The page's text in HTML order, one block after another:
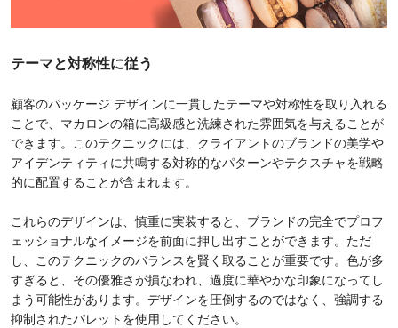
テーマと対称性に従う
顧客のパッケージ デザインに一貫したテーマや対称性を取り入れる
ことで、マカロンの箱に高級感と洗練された雰囲気を与えることが
できます。このテクニックには、クライアントのブランドの美学や
アイデンティティに共鳴する対称的なパターンやテクスチャを戦略
的に配置することが含まれます。
これらのデザインは、慎重に実装すると、ブランドの完全でプロフ
ェッショナルなイメージを前面に押し出すことができます。ただ
し、このテクニックのバランスを賢く取ることが重要です。色が多
すぎると、その優雅さが損なわれ、過度に華やかな印象になってし
まう可能性があります。デザインを圧倒するのではなく、強調する
抑制されたパレットを使用してください。